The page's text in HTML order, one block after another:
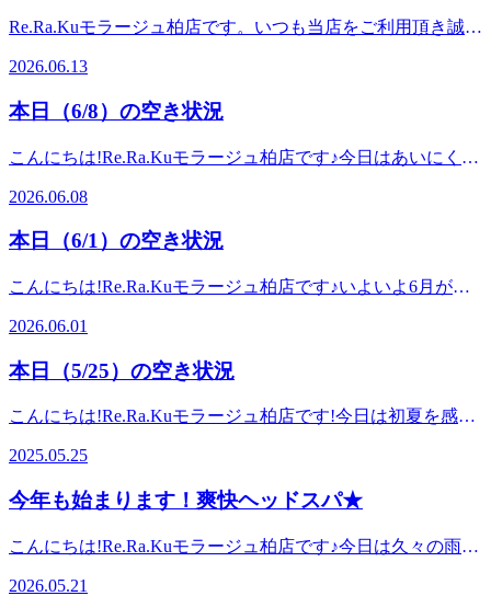
期間限定で、eGiftが “30％OFF” でご購入いただけます。※
▶︎ 7,000円（税込）5,000円 ▶︎ 3,500円（税込）3,000円 ▶︎
2,100円（税込） ───────────────────◼︎ Re.Ra.Ku の
eGift 概要───────────────────オンラインで手軽に
のボディケア/フットケアを大切な人にプレゼントできま
す。 ▼eギフト購入はこちらhttps://app.reraku.jp/r/IIoAse 有効
期限：購入日より4ヶ月後の月末利用店舗：Re.Ra.Ku 一部店
舗のみ※購入前に、下記リンクより利用可能店舗を必ずご確
認くださいhttps://app.reraku.jp/r/45tEe1（リラク公式ホームペ
ージの利用可能店舗一覧に遷移します）
案いたします!お気軽にご相談くださいませ。本日はご予約
に空きがございます。時間帯によってはペアのご案内も可能
空き状況】10:30～16:20、18:35～19:20出勤スタッフ:松澤、
宇都宮
Re.Ra.Kuモラージュ柏店です。いつも当店をご利用頂き誠に
ッキリセットコース"という季節限定メニューが登場してい
ます！！【季節限定◆爽快スッキリセットコース】ひんやり
パチパチ！－5℃の炭酸泡を使った頭スッキリのキャンペー
験の方は是非これからの季節にぴったりの爽快ヘッドスパコ
ースをご体験くださいませ✨◆爽快セット50分コース爽快ヘ
ッドスパ+ボディケアorフットケア→6,980円◆爽快セット70
分コース爽快ヘッドスパ+ボディケアorフットケア→8,980円
◆爽快セット100分コース爽快ヘッドスパ+ボディケアorフッ
トケア→9,980円さらに、平日限定で上記価格より300円
トラベンダーの香り皆様のご来店をスタッフ一同お待ちして
https://reraku.jp/studio/kashiwa/booking■お電話でのご予約・お
2026.06.13
本日（6/8）の空き状況
こんにちは!Re.Ra.Kuモラージュ柏店です♪今日はあいにくの
いかがお過ごしでしょうか。最近は日中の気温が真夏並みに
暑くなることもあり、身体がびっくりしてしまいそうです
ね。乱れがちな自律神経を整えるためにも、しっかりお身体
しょう!6月からは毎年大人気のメニュー、爽快ヘッドスパが
始まりました。-5℃の炭酸泡を使ったヘッドスパを是非お試
おります!【本日の空き状況】12:20～19:20出勤スタッフ:松
澤、宇都宮
2026.06.08
本日（6/1）の空き状況
こんにちは!Re.Ra.Kuモラージュ柏店です♪いよいよ6月がス
高気温は32℃とのことで、初夏ではなく本格的な夏を感じて
しまうような陽気ですね。皆様水分補給はこまめに摂り、熱
中症にはくれぐれもお気を付けください(*^^*)今年もやって
たします!-5℃の炭酸合わせジュワッと爽快!この暑さにぴっ
たりの爽快ヘッドスパ、是非お試しくださいませ♪血行促進
様のご来店を心よりお待ちしております。 【本日の空き状
況】12:10～19:20出勤スタッフ:宮下、宇都宮
2026.06.01
本日（5/25）の空き状況
こんにちは!Re.Ra.Kuモラージュ柏店です!今日は初夏を感じ
しっかり水分を摂って、暑さ対策していきたいですね。本日
ご予約に空きがございます。お客様ひとりひとりに合わせた
プランをご提案いたします♪ぜひお気軽にお身体のお悩み、
ております。 【本日の空き状況】12:00～19:20出勤スタッ
フ:松澤、宇都宮
2025.05.25
今年も始まります！爽快ヘッドスパ★
こんにちは!Re.Ra.Kuモラージュ柏店です♪今日は久々の雨模
です(*^^*)ここ数日間は30度を超える驚きの暑さで、本当に
2026.05.21